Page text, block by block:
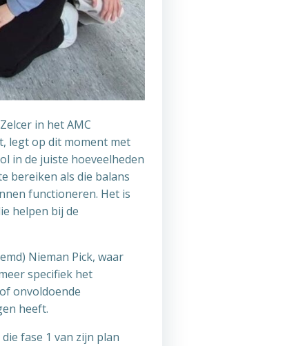
in het AMC
legt op dit moment met
in de juiste hoeveelheden
bereiken als die balans
functioneren. Het is
helpen bij de
Nieman Pick, waar
specifiek het
onvoldoende
heeft.
fase 1 van zijn plan